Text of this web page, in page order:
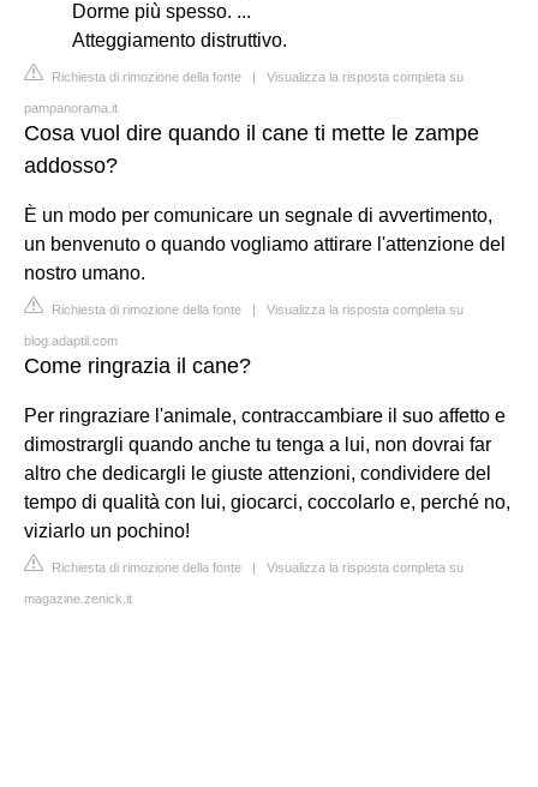
Dorme più spesso. ...
Atteggiamento distruttivo.
Richiesta di rimozione della fonte | Visualizza la risposta completa su
pampanorama.it
Cosa vuol dire quando il cane ti mette le zampe
addosso?
È un modo per comunicare un segnale di avvertimento,
un benvenuto o quando vogliamo attirare l'attenzione del
nostro umano.
Richiesta di rimozione della fonte | Visualizza la risposta completa su
blog.adaptil.com
Come ringrazia il cane?
Per ringraziare l'animale, contraccambiare il suo affetto e
dimostrargli quando anche tu tenga a lui, non dovrai far
altro che dedicargli le giuste attenzioni, condividere del
tempo di qualità con lui, giocarci, coccolarlo e, perché no,
viziarlo un pochino!
Richiesta di rimozione della fonte | Visualizza la risposta completa su
magazine.zenick.it